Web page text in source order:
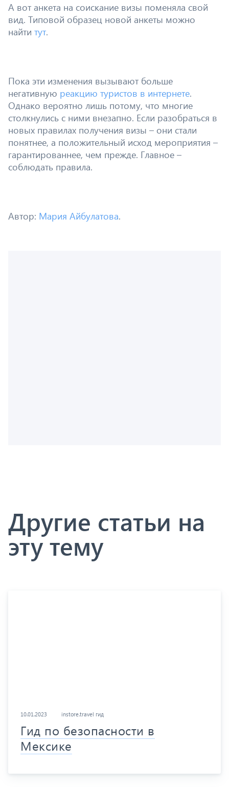
А вот анкета на соискание визы поменяла свой
вид. Типовой образец новой анкеты можно
найти тут.
Пока эти изменения вызывают больше
негативную реакцию туристов в интернете.
Однако вероятно лишь потому, что многие
столкнулись с ними внезапно. Если разобраться в
новых правилах получения визы – они стали
понятнее, а положительный исход мероприятия –
гарантированнее, чем прежде. Главное –
соблюдать правила.
Автор: Мария Айбулатова.
Другие статьи на
эту тему
10.01.2023 instore.travel гид
Гид по безопасности в
Мексике